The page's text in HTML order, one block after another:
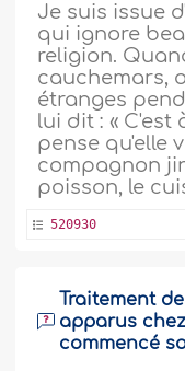
Je suis issue
qui ignore
religion.
cauchemars,
étranges
lui dit : « C'est
pense qu'elle
compagnon
poisson, le
520930
Traitement
apparus
commencé